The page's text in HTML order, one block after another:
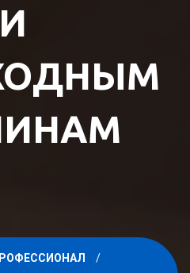
И